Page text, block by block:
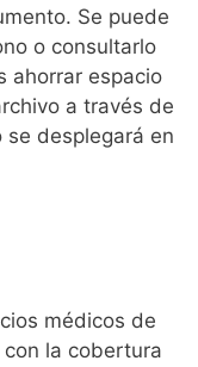
Se puede
o consultarlo
ahorrar espacio
a través de
desplegará en
médicos de
la cobertura